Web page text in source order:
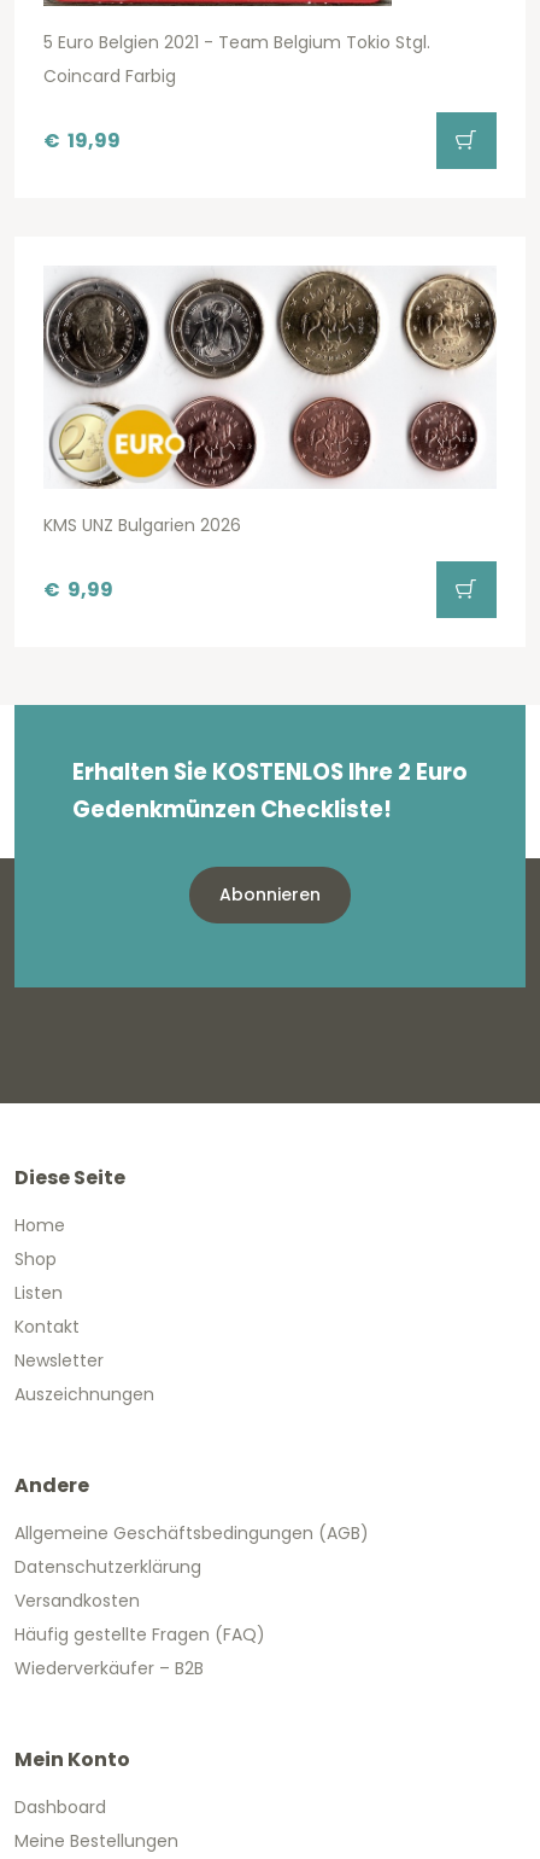
5 Euro Belgien 2021 - Team Belgium Tokio Stgl.
Coincard Farbig
€ 19,99
KMS UNZ Bulgarien 2026
€ 9,99
Erhalten Sie KOSTENLOS Ihre 2 Euro
Gedenkmünzen Checkliste!
Abonnieren
Diese Seite
Home
Shop
Listen
Kontakt
Newsletter
Auszeichnungen
Andere
Allgemeine Geschäftsbedingungen (AGB)
Datenschutzerklärung
Versandkosten
Häufig gestellte Fragen (FAQ)
Wiederverkäufer – B2B
Mein Konto
Dashboard
Meine Bestellungen